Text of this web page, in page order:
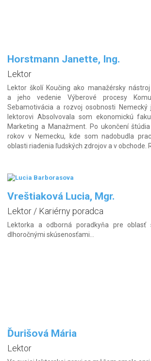
Horstmann Janette, Ing.
Lektor
Lektor školí Koučing ako manažérsky
a jeho vedenie Výberové procesy
Sebamotivácia a rozvoj osobnosti
lektorovi Absolvovala som ekonomickú
Marketing a Manažment. Po ukončení
rokov v Nemecku, kde som nadobudla
oblasti riadenia ľudských zdrojov a v obchode.
Vreštiaková Lucia, Mgr.
Lektor / Kariérny poradca
Lektorka a odborná poradkyňa pre oblasť
dlhoročnými skúsenosťami...
Ďurišová Mária
Lektor